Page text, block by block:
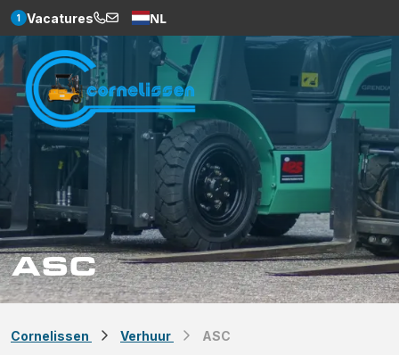
1 Vacatures NL
Weglot
ASC
Cornelissen Verhuur ASC